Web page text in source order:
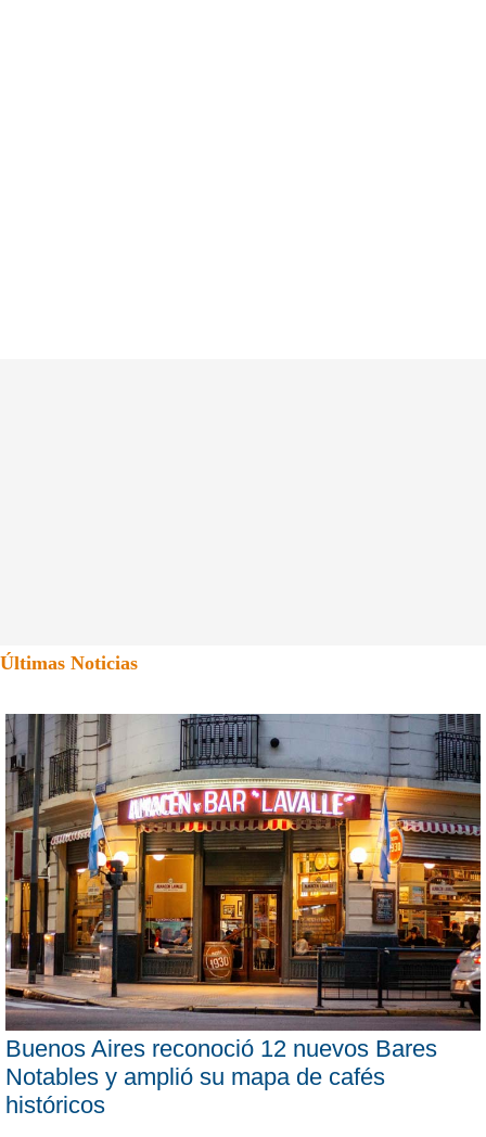
Últimas Noticias
Buenos Aires reconoció 12 nuevos Bares
Notables y amplió su mapa de cafés
históricos